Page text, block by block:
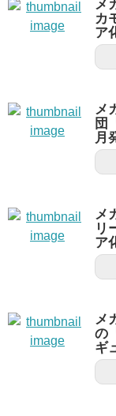
メ
カ
ア
メ
団
月
メ
リ
ア
メ
の
ギ